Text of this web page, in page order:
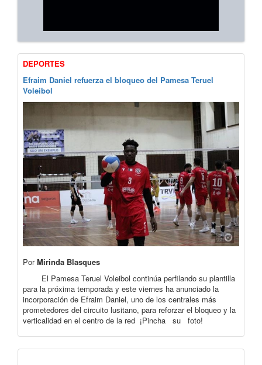
DEPORTES
Efraim Daniel refuerza el bloqueo del Pamesa Teruel
Voleibol
PorMirinda Blasques
El Pamesa Teruel Voleibol continúa perfilando su plantilla
para la próxima temporada y este viernes ha anunciado la
incorporación de Efraim Daniel, uno de los centrales más
prometedores del circuito lusitano, para reforzar el bloqueo y la
verticalidad en el centro de la red ¡Pincha su foto!